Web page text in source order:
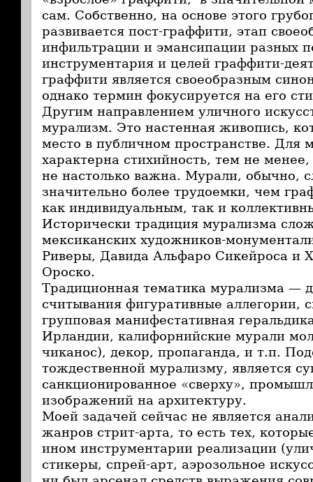
сам. Собственно, на основе этого
развивается пост-граффити, этап
инфильтрации и эмансипации разных
инструментария и целей граффити-
граффити является своеобразным
однако термин фокусируется на его
Другим направлением уличного
мурализм. Это настенная живопись,
место в публичном пространстве. Для
характерна стихийность, тем не
не настолько важна. Мурали, обычно,
значительно более трудоемки, чем
как индивидуальным, так и
Исторически традиция мурализма
мексиканских художников-
Риверы, Давида Альфаро Сикейроса и
Ороско.
Традиционная тематика мурализма —
считывания фигуративные аллегории,
групповая манифестативная
Ирландии, калифорнийские мурали
чиканос), декор, пропаганда, и т.п.
тождественной мурализму, является
санкционированное «сверху»,
изображений на архитектуру.
Моей задачей сейчас не является
жанров стрит-арта, то есть тех,
ином инструментарии реализации
стикеры, спрей-арт, аэрозольное